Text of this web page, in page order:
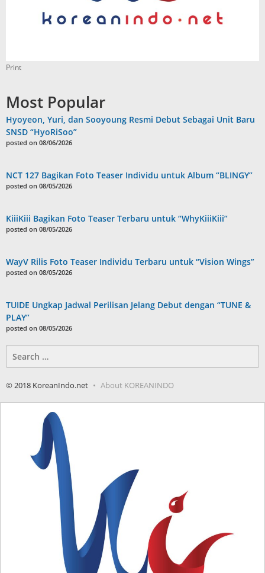
Print
Most Popular
Hyoyeon, Yuri, dan Sooyoung Resmi Debut Sebagai Unit Baru
SNSD “HyoRiSoo”
posted on 08/06/2026
NCT 127 Bagikan Foto Teaser Individu untuk Album “BLINGY”
posted on 08/05/2026
KiiiKiii Bagikan Foto Teaser Terbaru untuk “WhyKiiiKiii”
posted on 08/05/2026
WayV Rilis Foto Teaser Individu Terbaru untuk “Vision Wings”
posted on 08/05/2026
TUIDE Ungkap Jadwal Perilisan Jelang Debut dengan “TUNE &
PLAY”
posted on 08/05/2026
for:
© 2018 KoreanIndo.net About KOREANINDO